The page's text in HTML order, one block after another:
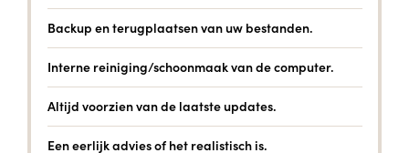
Backup en terugplaatsen van uw bestanden.
Interne reiniging/schoonmaak van de computer.
Altijd voorzien van de laatste updates.
Een eerlijk advies of het realistisch is.